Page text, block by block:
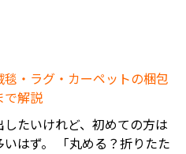
・ラグ・カーペットの梱包
で解説
たいけれど、初めての方は
はず。 「丸める？折りたた